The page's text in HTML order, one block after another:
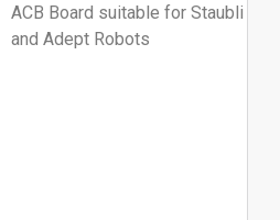
ACB Board suitable for Staubli
and Adept Robots